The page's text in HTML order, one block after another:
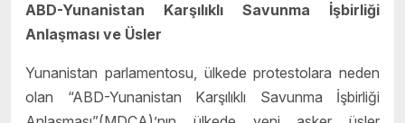
ABD-Yunanistan Karşılıklı Savunma İşbirliği
Anlaşması ve Üsler
Yunanistan parlamentosu, ülkede protestolara neden
olan “ABD-Yunanistan Karşılıklı Savunma İşbirliği